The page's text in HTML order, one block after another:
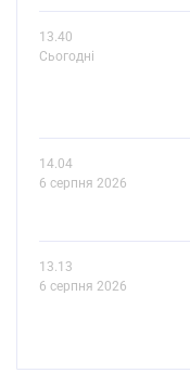
13.40
Сьогодні
14.04
6 серпня 2026
13.13
6 серпня 2026